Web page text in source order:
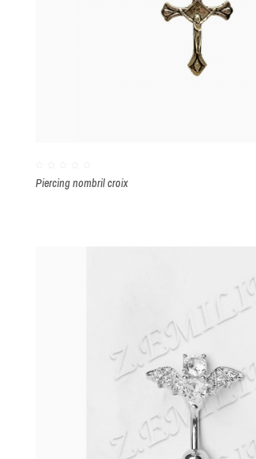
Piercing nombril croix